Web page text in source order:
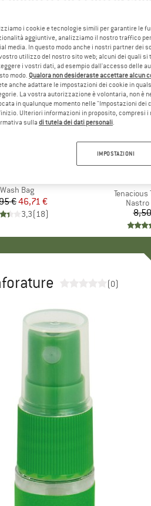
Articolo
Wash Bag
Prezzo
€Prezzo ridotto
46,71 €
3,3(18)
Articolo
Tenacious
(0)
i cookie e tecnologie simili per garantire le
aggiuntive, analizziamo il nostro traffico
media. In questo modo anche i nostri partner dei
utilizzo del nostro sito web; alcuni dei quali
i vostri dati, ad esempio dall'accesso delle
modo. Qualora non desideraste accettare alcun
anche adattare le impostazioni dei cookie in
La vostra autorizzazione è volontaria, non è
in qualunque momento nelle "Impostazioni
Ulteriori informazioni in proposito, compresi
sulla di tutela dei dati personali.
IMPOSTAZIONI